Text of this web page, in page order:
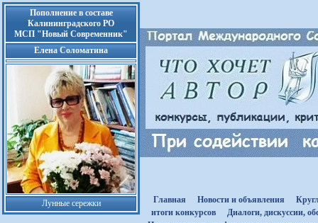
Пополнение в составе
Калининградского РО
МСП "Новый Современник"
Елена Соломатина
Лунные сережки Главная Новости и объявления
итоги конкурсов
Диалоги, дискуссии,